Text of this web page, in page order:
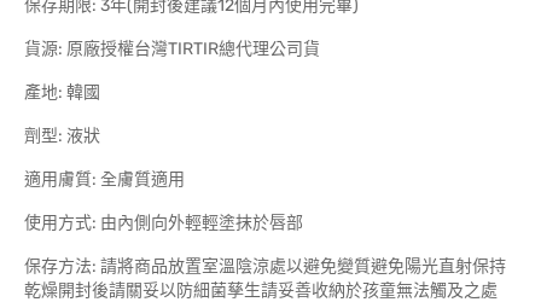
保存期限: 3年(開封後建議12個月內使用完畢)
貨源: 原廠授權台灣TIRTIR總代理公司貨
產地: 韓國
劑型: 液狀
適用膚質: 全膚質適用
使用方式: 由內側向外輕輕塗抹於唇部
保存方法: 請將商品放置室溫陰涼處以避免變質避免陽光直射保持
乾燥開封後請關妥以防細菌孳生請妥善收納於孩童無法觸及之處